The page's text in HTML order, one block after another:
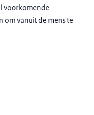
voorkomende
om vanuit de mens te